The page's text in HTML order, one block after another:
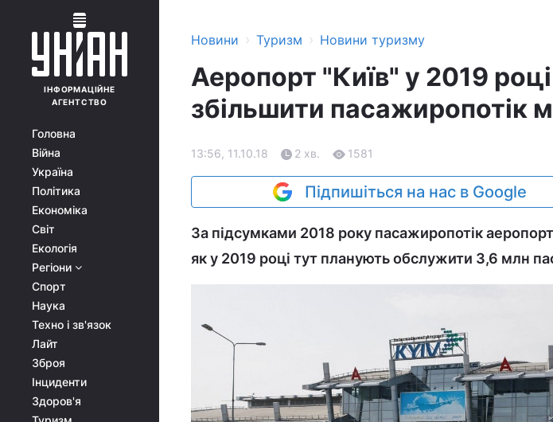
ІНФОРМАЦІЙНЕ
АГЕНТСТВО
Головна
Війна
Україна
Політика
Економіка
Світ
Екологія
Регіони
Спорт
Наука
Техно і зв'язок
Лайт
Зброя
Інциденти
Здоров'я
Новини › Туризм › Новини туризму
Аеропорт "Київ" у 2019
збільшити пасажиропотік
13:56, 11.10.18 2 хв. 1581
Підпишіться на нас в Google
За підсумками 2018 року пасажиропотік
як у 2019 році тут планують обслужити 3,6 млн